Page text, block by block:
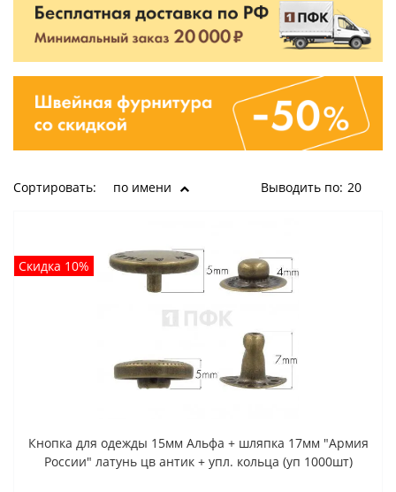
Сортировать: по имени Выводить по: 20
Скидка 10%
Кнопка для одежды 15мм Альфа + шляпка 17мм "Армия
России" латунь цв антик + упл. кольца (уп 1000шт)